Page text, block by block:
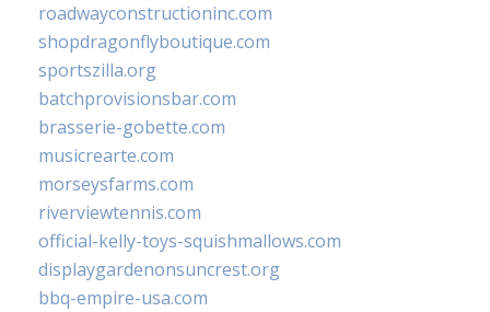
roadwayconstructioninc.com
shopdragonflyboutique.com
sportszilla.org
batchprovisionsbar.com
brasserie-gobette.com
musicrearte.com
morseysfarms.com
riverviewtennis.com
official-kelly-toys-squishmallows.com
displaygardenonsuncrest.org
bbq-empire-usa.com